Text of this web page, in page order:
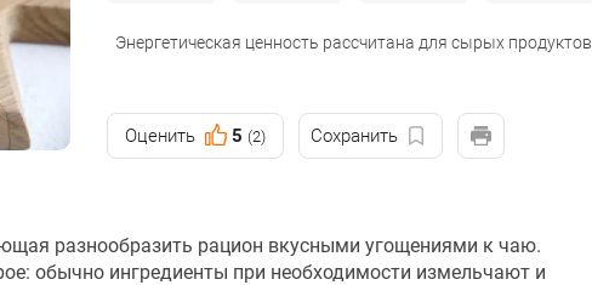
Энергетическая ценность рассчитана для сырых продуктов
Оценить 5 (2) Сохранить
разнообразить рацион вкусными угощениями к чаю.
обычно ингредиенты при необходимости измельчают и